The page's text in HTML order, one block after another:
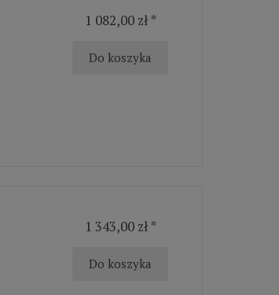
1 082,00 zł *
Do koszyka
1 343,00 zł *
Do koszyka